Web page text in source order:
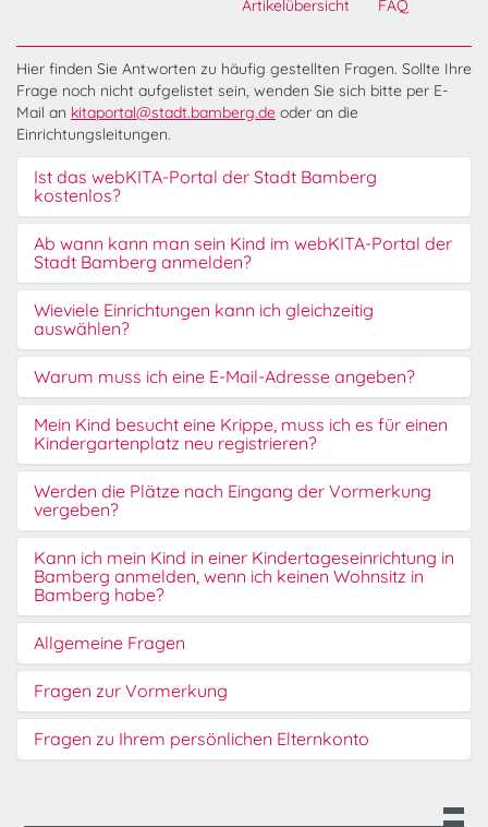
FAQ
Artikelübersicht
Hier finden Sie Antworten zu häufig gestellten Fragen. Sollte Ihre
Frage noch nicht aufgelistet sein, wenden Sie sich bitte per E-
Mail an kitaportal@stadt.bamberg.de oder an die
Einrichtungsleitungen.
Ist das webKITA-Portal der Stadt Bamberg
kostenlos?
Ab wann kann man sein Kind im webKITA-Portal der
Stadt Bamberg anmelden?
Wieviele Einrichtungen kann ich gleichzeitig
auswählen?
Warum muss ich eine E-Mail-Adresse angeben?
Mein Kind besucht eine Krippe, muss ich es für einen
Kindergartenplatz neu registrieren?
Werden die Plätze nach Eingang der Vormerkung
vergeben?
Kann ich mein Kind in einer Kindertageseinrichtung in
Bamberg anmelden, wenn ich keinen Wohnsitz in
Bamberg habe?
Allgemeine Fragen
Fragen zur Vormerkung
Fragen zu Ihrem persönlichen Elternkonto